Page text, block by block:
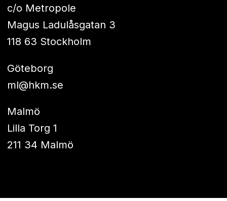
c/o Metropole
Magus Ladulåsgatan 3
118 63 Stockholm
Göteborg
ml@hkm.se
Malmö
Lilla Torg 1
211 34 Malmö